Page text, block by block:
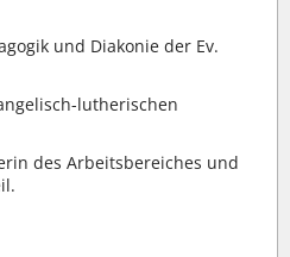
und Diakonie der Ev.
lutherischen
des Arbeitsbereiches und